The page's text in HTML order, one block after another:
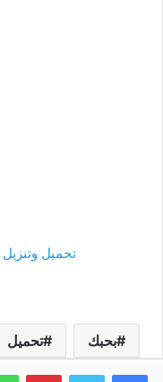
تحميل
بحبك تحميل
فيسبوك تويتر